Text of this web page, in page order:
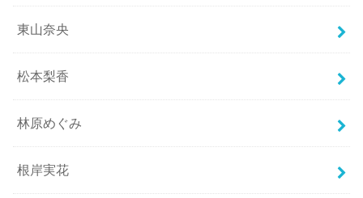
東山奈央
松本梨香
林原めぐみ
根岸実花